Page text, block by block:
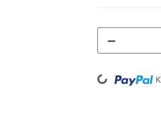
Loading...